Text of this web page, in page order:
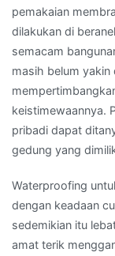
pemakaian
dilakukan di
semacam
masih belum yakin
keistimewaannya.
pribadi dapat
gedung yang
Waterproofing
dengan keadaan
sedemikian itu
amat terik